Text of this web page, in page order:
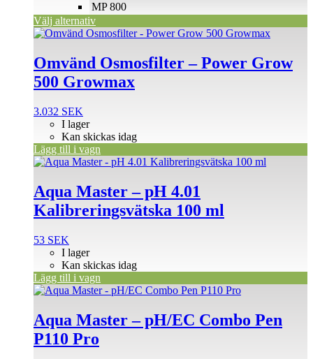
MP 800
Välj alternativ
produktsidan
Omvänd Osmosfilter – Power Grow
500 Growmax
3.032 SEK
I lager
Kan skickas idag
Lägg till i vagn
Aqua Master – pH 4.01
Kalibreringsvätska 100 ml
53 SEK
I lager
Kan skickas idag
Lägg till i vagn
Aqua Master – pH/EC Combo Pen
P110 Pro